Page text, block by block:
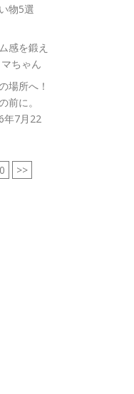
物5選
感を鍛え
ちゃん
場所へ！
前に。
年7月22
>>